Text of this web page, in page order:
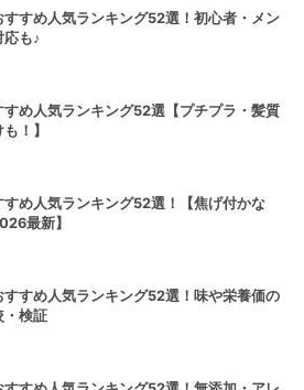
すすめ人気ランキング52選！初心者・メン
応も♪
すめ人気ランキング52選【プチプラ・髪質
！】
すめ人気ランキング52選！【焦げ付かな
最新】
すすめ人気ランキング52選！味や栄養価の
・検証